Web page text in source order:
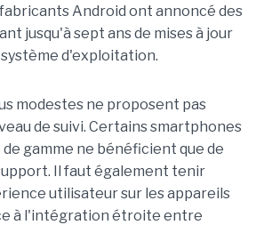
Android ont annoncé des
jusqu'à sept ans de mises à jour
d'exploitation.
modestes ne proposent pas
de suivi. Certains smartphones
gamme ne bénéficient que de
Il faut également tenir
utilisateur sur les appareils
à l'intégration étroite entre